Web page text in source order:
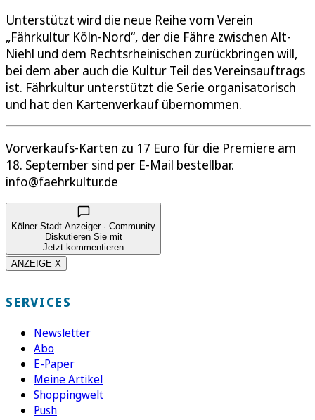
Unterstützt wird die neue Reihe vom Verein
„Fährkultur Köln-Nord“, der die Fähre zwischen Alt-
Niehl und dem Rechtsrheinischen zurückbringen will,
bei dem aber auch die Kultur Teil des Vereinsauftrags
ist. Fährkultur unterstützt die Serie organisatorisch
und hat den Kartenverkauf übernommen.
Vorverkaufs-Karten zu 17 Euro für die Premiere am
18. September sind per E-Mail bestellbar.
info@faehrkultur.de
Kölner Stadt-Anzeiger · Community
Diskutieren Sie mit
Jetzt kommentieren
ANZEIGE X
SERVICES
Newsletter
Abo
E-Paper
Meine Artikel
Shoppingwelt
Push